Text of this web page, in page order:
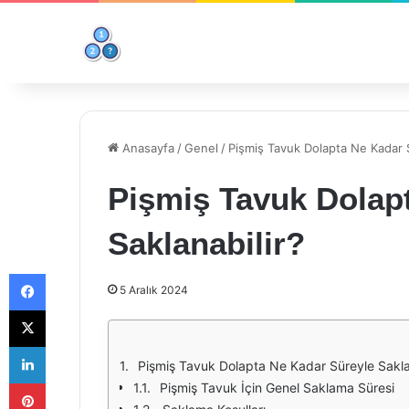
Anasayfa /Genel / Pişmiş Tavuk Dolapta Ne Kadar
Pişmiş Tavuk
Saklanabilir?
5 Aralık 2024
Pişmiş Tavuk Dolapta Ne Kadar Süreyle
Pişmiş Tavuk İçin Genel Saklama Süresi
Facebook
X
LinkedIn
Pinterest